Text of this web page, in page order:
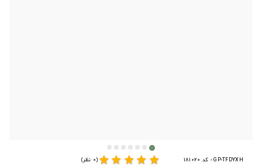
GP-TFDYXH - کد 181020 star
star
star
star
star(0 نظر)